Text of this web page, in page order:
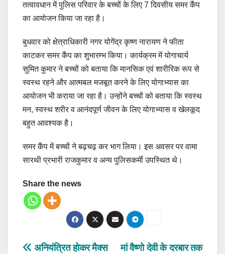
तत्वावधान में पुलिस परिवार के बच्चों के लिए 7 दिवसीय समर कैंप
का आयोजन किया जा रहा है।
बुधवार को क्षेत्राधिकारी नगर योगेंद्र कृष्ण नारायण ने फीता
काटकर समर कैंप का शुभारम्भ किया। कार्यक्रम में योगाचार्य
सुमित कुमार ने बच्चों को बताया कि मानसिक एवं शारीरिक रूप से
स्वस्थ रहने और आत्मबल मजबूत करने के लिए योगाभ्यास का
आयोजन भी कराया जा रहा है। उन्होंने बच्चों को बताया कि स्वस्थ
मन, स्वस्थ शरीर व आनंदपूर्ण जीवन के लिए योगाभ्यास व खेलकूद
बहुत आवश्यक है।
समर कैंप में बच्चों ने बढ़चढ़ कर भाग लिया। इस अवसर पर वामा
सारथी प्रभारी राजकुमार व अन्य पुलिसकर्मी उपस्थित थे।
Share the news
मां वैष्णो देवी के दरबार तक
अनियंत्रित होकर मैक्स